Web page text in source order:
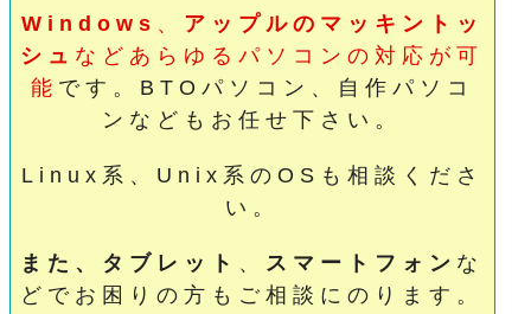
Windows 、 アップルのマッキントッ
シュ などあらゆるパソコンの対応が可
能 です。BTOパソコン、自作パソコ
ンなどもお任せ下さい。
Linux系、Unix系のOSも相談くださ
い。
また、タブレット 、 スマートフォン な
どでお困りの方もご相談にのります。